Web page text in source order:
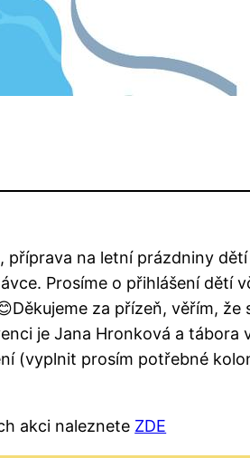
, příprava na letní prázdniny
Prosíme o přihlášení
Děkujeme za přízeň, věřím,
je Jana Hronková a tábora
(vyplnit prosím potřebné
akci naleznete ZDE